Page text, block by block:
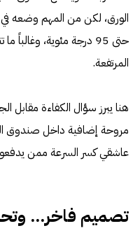
المرتفعة.
هنا يبرز سؤال الكفاءة مقابل
مروحة إضافية داخل صندوق
عاشقي كسر السرعة ممن يدفعون
تصميم فاخر...